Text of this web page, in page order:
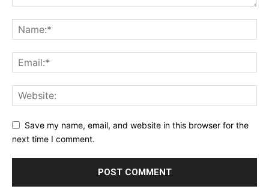
Save my name, email, and website in this browser for the
next time I comment.